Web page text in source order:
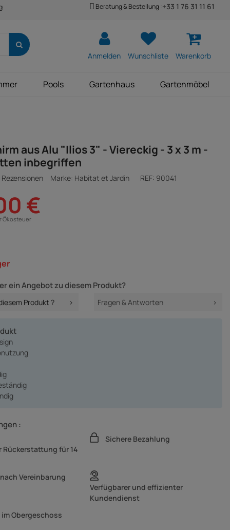
Beratung & Bestellung :+33 1 76 31 11 61
Anmelden Wunschliste Warenkorb
Pools Gartenhaus Gartenmöbel
aus Alu "Ilios 3" - Viereckig - 3 x 3 m -
inbegriffen
Rezensionen Marke: Habitat et Jardin REF: 90041
€
Ökosteuer
ein Angebot zu diesem Produkt?
Produkt ? Fragen & Antworten
:
Rückerstattung für 14
Sichere Bezahlung
Vereinbarung
Verfügbarer und effizienter
Kundendienst
Obergeschoss